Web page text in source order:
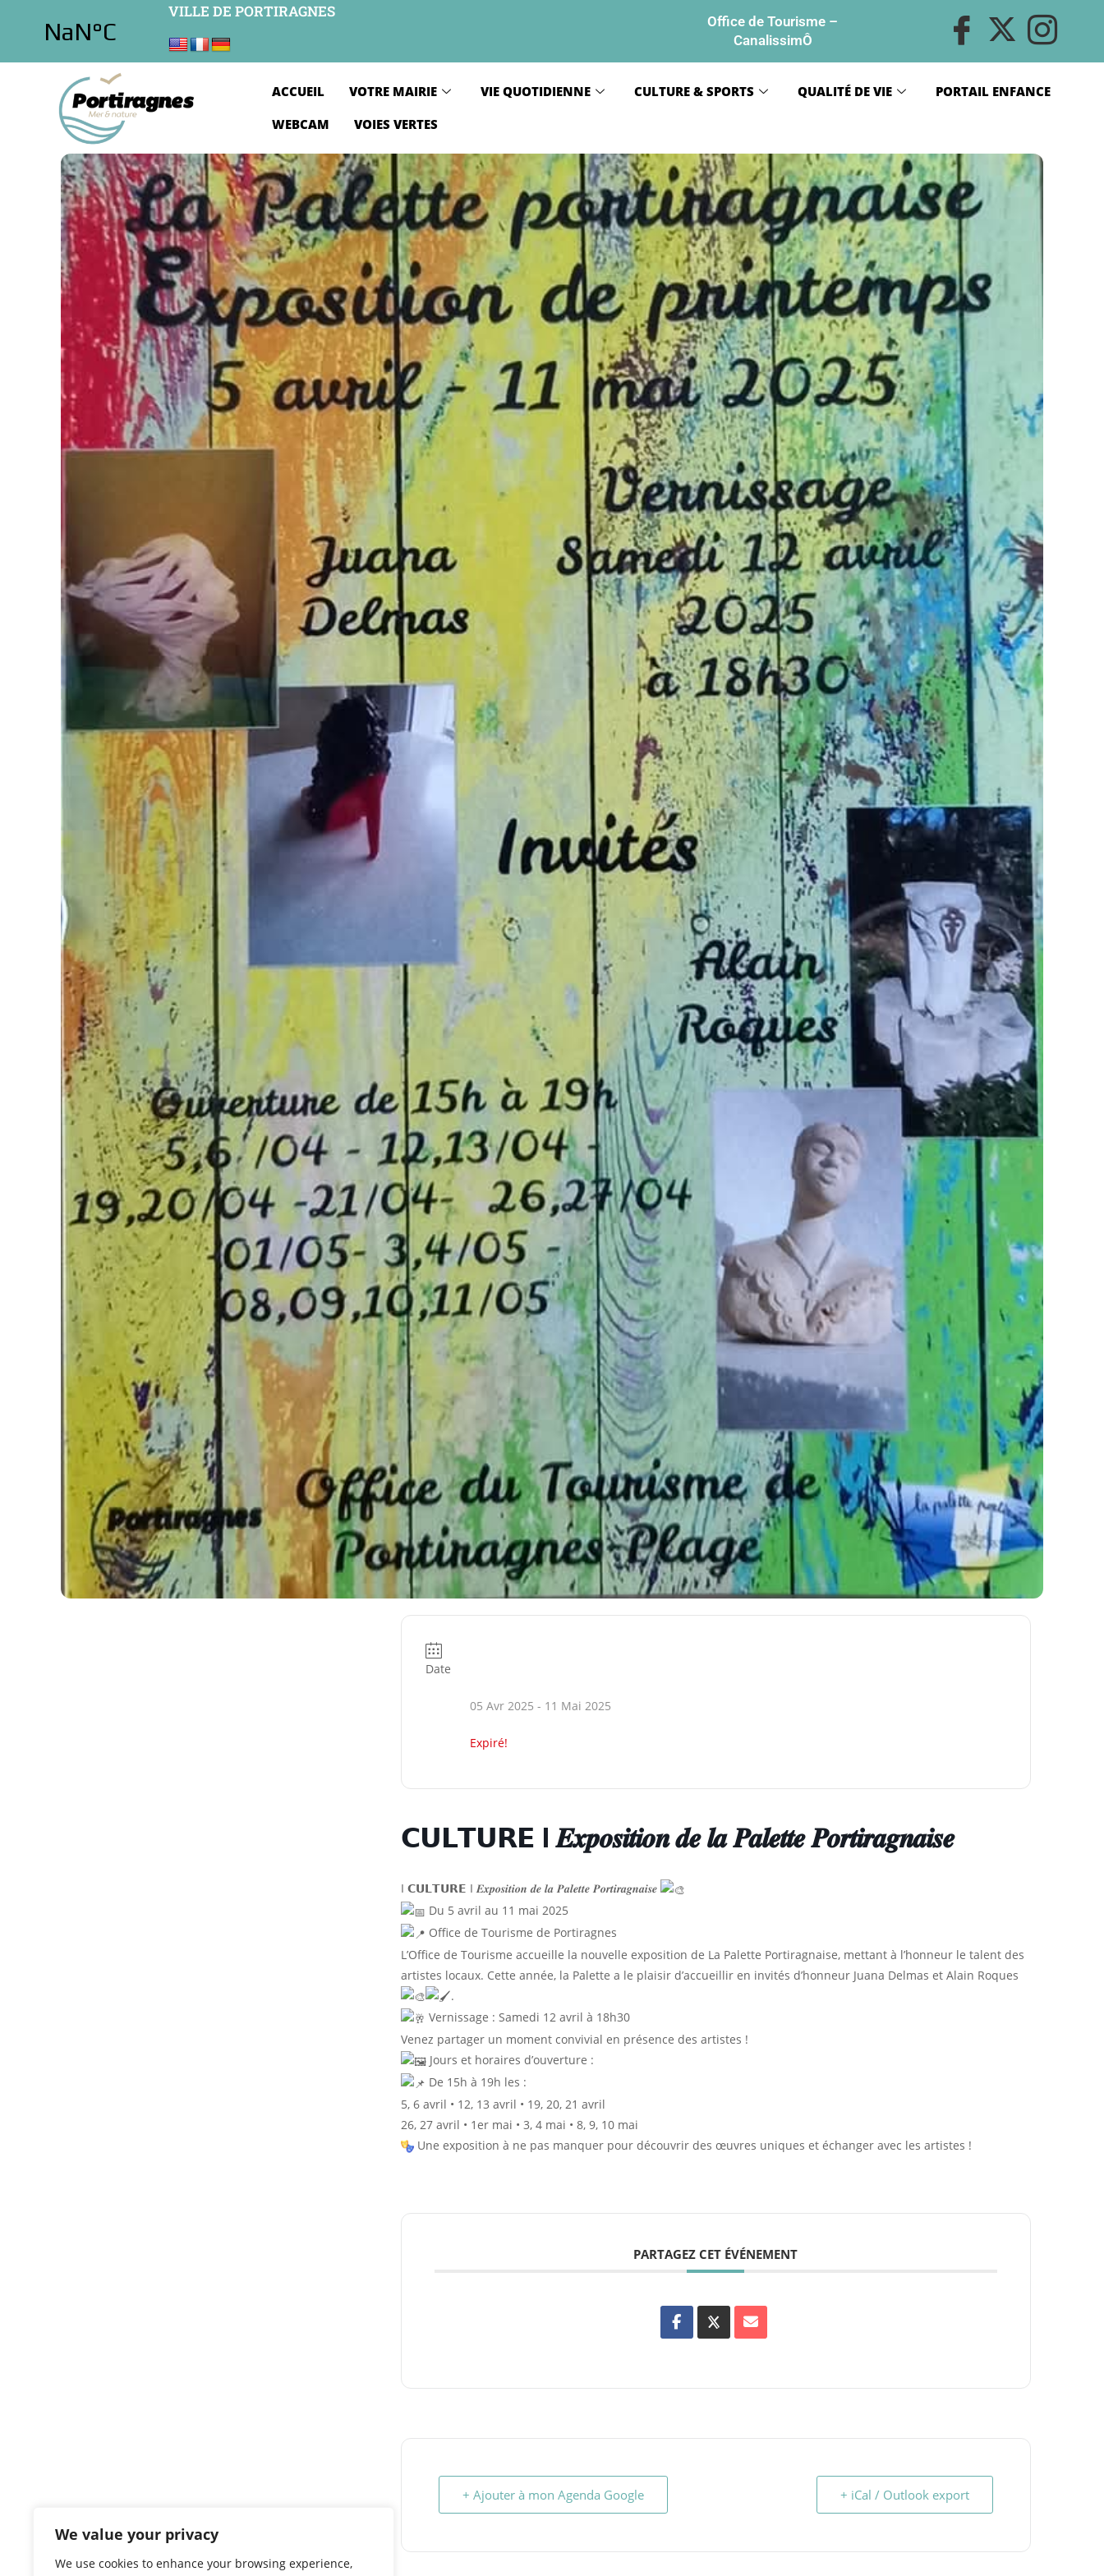
We value your privacy
We use cookies to enhance your browsing experience,
VILLE DE PORTIRAGNES
Office de Tourisme –
CanalissimÔ
ACCUEIL VOTRE MAIRIE VIE QUOTIDIENNE CULTURE & SPORTS QUALITÉ DE VIE
PORTAIL ENFANCE
WEBCAM
VOIES VERTES
Date
05 Avr 2025 - 11 Mai 2025
Expiré!
𝗖𝗨𝗟𝗧𝗨𝗥𝗘 I 𝑬𝒙𝒑𝒐𝒔𝒊𝒕𝒊𝒐𝒏 𝒅𝒆 𝒍𝒂 𝑷𝒂𝒍𝒆𝒕𝒕𝒆 𝑷𝒐𝒓𝒕𝒊𝒓𝒂𝒈𝒏𝒂𝒊𝒔𝒆
I 𝗖𝗨𝗟𝗧𝗨𝗥𝗘 I 𝑬𝒙𝒑𝒐𝒔𝒊𝒕𝒊𝒐𝒏 𝒅𝒆 𝒍𝒂 𝑷𝒂𝒍𝒆𝒕𝒕𝒆 𝑷𝒐𝒓𝒕𝒊𝒓𝒂𝒈𝒏𝒂𝒊𝒔𝒆
Du 5 avril au 11 mai 2025
Office de Tourisme de Portiragnes
L’Office de Tourisme accueille la nouvelle exposition de La Palette Portiragnaise, mettant à l’honneur le talent des
artistes locaux. Cette année, la Palette a le plaisir d’accueillir en invités d’honneur Juana Delmas et Alain Roques
.
Vernissage : Samedi 12 avril à 18h30
Venez partager un moment convivial en présence des artistes !
Jours et horaires d’ouverture :
De 15h à 19h les :
5, 6 avril • 12, 13 avril • 19, 20, 21 avril
26, 27 avril • 1er mai • 3, 4 mai • 8, 9, 10 mai
Une exposition à ne pas manquer pour découvrir des œuvres uniques et échanger avec les artistes !
PARTAGEZ CET ÉVÉNEMENT
+ Ajouter à mon Agenda Google + iCal / Outlook export